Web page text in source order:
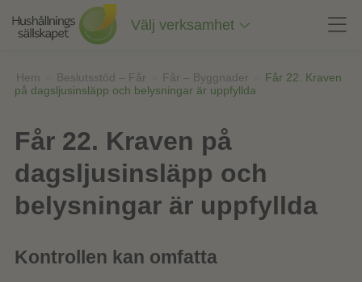
innehåll
Välj verksamhet
Hem Beslutsstöd – Får Får – Byggnader
Får 22. Kraven
på dagsljusinsläpp och belysningar är uppfyllda
Får 22. Kraven på
dagsljusinsläpp och
belysningar är uppfyllda
Kontrollen kan omfatta